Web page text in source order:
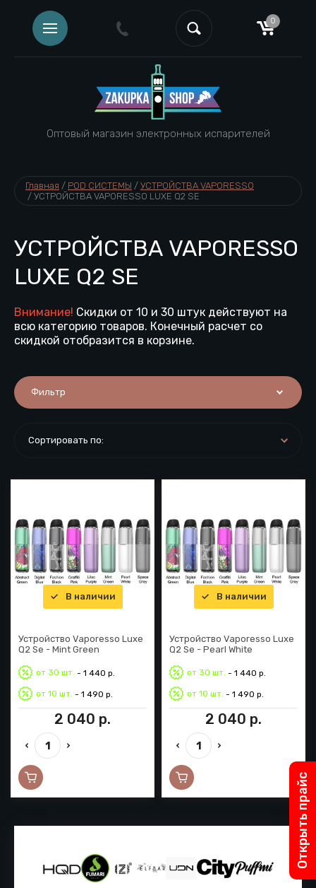
0
Оптовый магазин электронных испарителей
Главная / POD СИСТЕМЫ / УСТРОЙСТВА VAPORESSO
/ УСТРОЙСТВА VAPORESSO LUXE Q2 SE
УСТРОЙСТВА VAPORESSO
LUXE Q2 SE
Внимание! Скидки от 10 и 30 штук действуют на
всю категорию товаров. Конечный расчет со
скидкой отобразится в корзине.
Фильтр
Сортировать по:
По названию от А до Я
По названию от Я до А
В наличии
Устройство Vaporesso Luxe
Q2 Se - Mint Green
от 30 шт. - 1 440 р.
от 10 шт. - 1 490 р.
2 040 р.
В наличии
Устройство Vaporesso Luxe
Q2 Se - Pearl White
от 30 шт. - 1 440 р.
от 10 шт. - 1 490 р.
2 040 р.
Открыть прайс